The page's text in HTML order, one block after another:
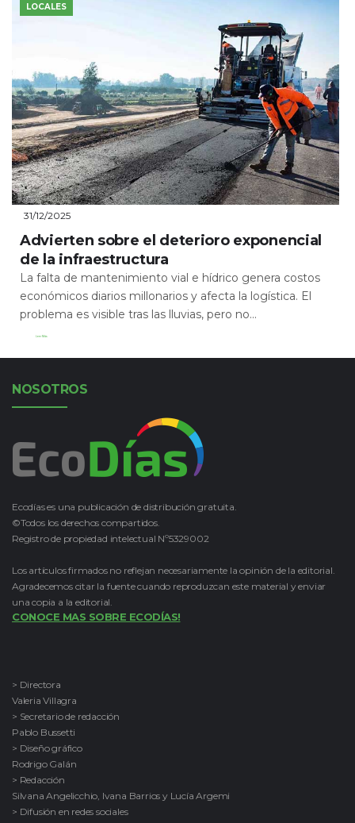
LOCALES
31/12/2025
Advierten sobre el deterioro exponencial
de la infraestructura
La falta de mantenimiento vial e hídrico genera costos
económicos diarios millonarios y afecta la logística. El
problema es visible tras las lluvias, pero no...
Leer Más
NOSOTROS
Ecodías es una publicación de distribución gratuita.
©Todos los derechos compartidos.
Registro de propiedad intelectual Nº5329002
Los artículos firmados no reflejan necesariamente la opinión de la editorial.
Agradecemos citar la fuente cuando reproduzcan este material y enviar
una copia a la editorial.
CONOCE MAS SOBRE ECODÍAS!
> Directora
Valeria Villagra
> Secretario de redacción
Pablo Bussetti
> Diseño gráfico
Rodrigo Galán
> Redacción
Silvana Angelicchio, Ivana Barrios y Lucía Argemi
> Difusión en redes sociales